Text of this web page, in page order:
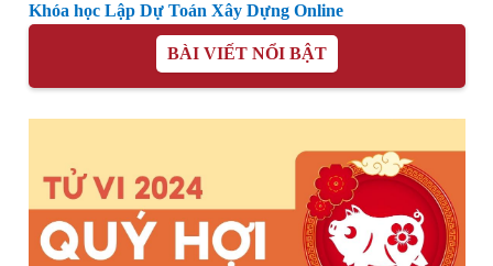
Khóa học Lập Dự Toán Xây Dựng Online
BÀI VIẾT NỔI BẬT